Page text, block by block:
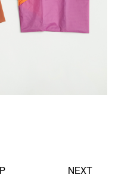
NEXT